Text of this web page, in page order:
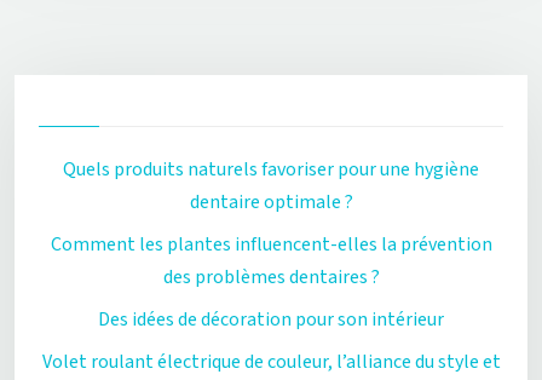
Quels produits naturels favoriser pour une hygiène
dentaire optimale ?
Comment les plantes influencent-elles la prévention
des problèmes dentaires ?
Des idées de décoration pour son intérieur
Volet roulant électrique de couleur, l’alliance du style et